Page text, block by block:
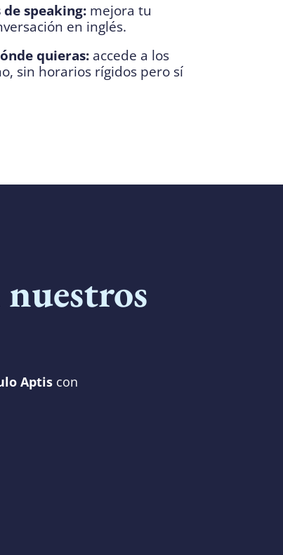
speaking:mejora tu
en inglés.
quieras:accede a los
sin horarios rígidos pero sí
Aptiscon